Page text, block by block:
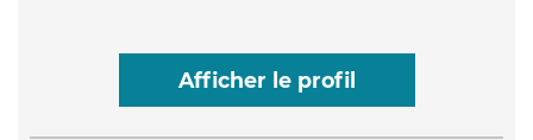
Afficher le profil